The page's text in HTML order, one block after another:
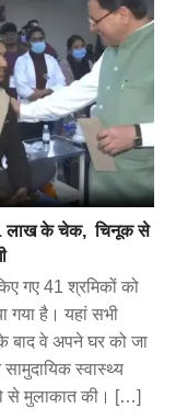
1 लाख के चेक, चिनूक से
गए 41 श्रमिकों को
गया है। यहां सभी
बाद वे अपने घर को जा
स्वास्थ्य
से मुलाकात की। […]